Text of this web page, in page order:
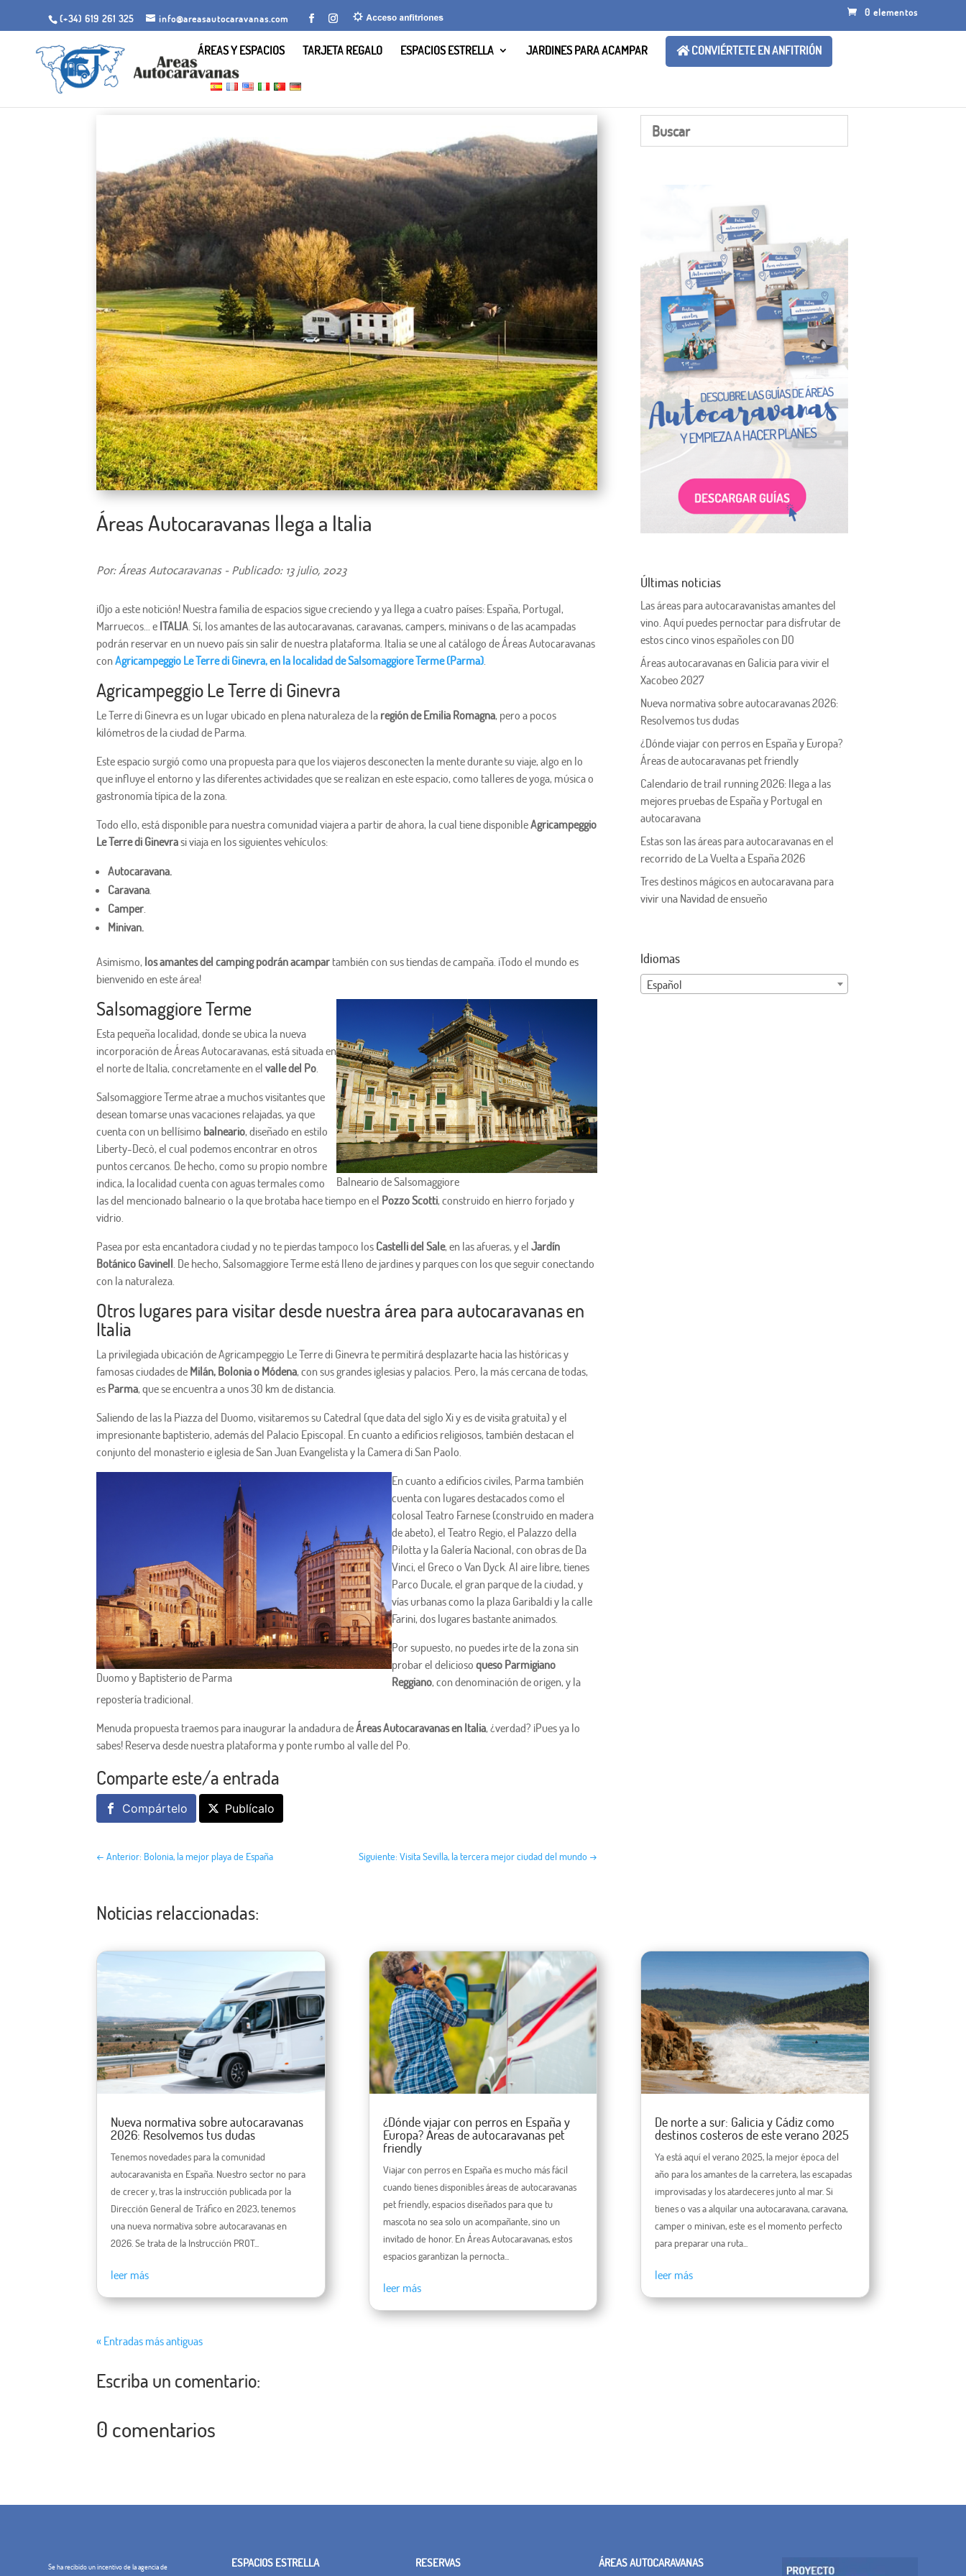
(+34) 619 261 325 info@areasautocaravanas.com
0 elementos
ÁREAS Y ESPACIOS TARJETA REGALO ESPACIOS ESTRELLA JARDINES PARA ACAMPAR CONVIÉRTETE EN ANFITRIÓN
Áreas Autocaravanas llega a Italia
Por: Áreas Autocaravanas - Publicado: 13 julio, 2023
¡Ojo a este notición! Nuestra familia de espacios sigue creciendo y ya llega a cuatro países: España, Portugal,
Marruecos… e ITALIA. Sí, los amantes de las autocaravanas, caravanas, campers, minivans o de las acampadas
podrán reservar en un nuevo país sin salir de nuestra plataforma. Italia se une al catálogo de Áreas Autocaravanas
conAgricampeggio Le Terre di Ginevra, en la localidad de Salsomaggiore Terme (Parma).
Agricampeggio Le Terre di Ginevra
Le Terre di Ginevra es un lugar ubicado en plena naturaleza de la región de Emilia Romagna, pero a pocos
kilómetros de la ciudad de Parma.
Este espacio surgió como una propuesta para que los viajeros desconecten la mente durante su viaje, algo en lo
que influye el entorno y las diferentes actividades que se realizan en este espacio, como talleres de yoga, música o
gastronomía típica de la zona.
Todo ello, está disponible para nuestra comunidad viajera a partir de ahora, la cual tiene disponibleAgricampeggio
Le Terre di Ginevrasi viaja en los siguientes vehículos:
Autocaravana.
Caravana.
Camper.
Minivan.
Asimismo, los amantes del camping podrán acampar también con sus tiendas de campaña. ¡Todo el mundo es
bienvenido en este área!
Balneario de Salsomaggiore
Salsomaggiore Terme
Esta pequeña localidad, donde se ubica la nueva
incorporación de Áreas Autocaravanas, está situada en
el norte de Italia, concretamente en el valle del Po.
Salsomaggiore Terme atrae a muchos visitantes que
desean tomarse unas vacaciones relajadas, ya que
cuenta con un bellísimo balneario, diseñado en estilo
Liberty-Decò, el cual podemos encontrar en otros
puntos cercanos. De hecho, como su propio nombre
indica, la localidad cuenta con aguas termales como
las del mencionado balneario o la que brotaba hace tiempo en el Pozzo Scotti, construido en hierro forjado y
vidrio.
Pasea por esta encantadora ciudad y no te pierdas tampoco los Castelli del Sale, en las afueras, y elJardín
Botánico Gavinell. De hecho, Salsomaggiore Terme está lleno de jardines y parques con los que seguir conectando
con la naturaleza.
Otros lugares para visitar desde nuestra área para autocaravanas en
Italia
La privilegiada ubicación de Agricampeggio Le Terre di Ginevra te permitirá desplazarte hacia las históricas y
famosas ciudades de Milán, Bolonia o Módena, con sus grandes iglesias y palacios. Pero, la más cercana de todas,
es Parma, que se encuentra a unos 30 km de distancia.
Saliendo de las la Piazza del Duomo, visitaremos su Catedral (que data del siglo Xi y es de visita gratuita) y el
impresionante baptisterio, además del Palacio Episcopal. En cuanto a edificios religiosos, también destacan el
conjunto del monasterio e iglesia de San Juan Evangelista y la Camera di San Paolo.
Duomo y Baptisterio de Parma
En cuanto a edificios civiles, Parma también
cuenta con lugares destacados como el
colosal Teatro Farnese (construido en madera
de abeto), el Teatro Regio, el Palazzo della
Pilotta y la Galería Nacional, con obras de Da
Vinci, el Greco o Van Dyck. Al aire libre, tienes
Parco Ducale, el gran parque de la ciudad, y
vías urbanas como la plaza Garibaldi y la calle
Farini, dos lugares bastante animados.
Por supuesto, no puedes irte de la zona sin
probar el deliciosoqueso Parmigiano
Reggiano, con denominación de origen, y la
repostería tradicional.
Menuda propuesta traemos para inaugurar la andadura deÁreas Autocaravanas en Italia, ¿verdad? ¡Pues ya lo
sabes! Reserva desde nuestra plataforma y ponte rumbo al valle del Po.
Comparte este/a entrada
Compártelo Publícalo
←Anterior: Bolonia, la mejor playa de España Siguiente: Visita Sevilla, la tercera mejor ciudad del mundo →
Últimas noticias
Las áreas para autocaravanistas amantes del
vino. Aquí puedes pernoctar para disfrutar de
estos cinco vinos españoles con DO
Áreas autocaravanas en Galicia para vivir el
Xacobeo 2027
Nueva normativa sobre autocaravanas 2026:
Resolvemos tus dudas
¿Dónde viajar con perros en España y Europa?
Áreas de autocaravanas pet friendly
Calendario de trail running 2026: llega a las
mejores pruebas de España y Portugal en
autocaravana
Estas son las áreas para autocaravanas en el
recorrido de La Vuelta a España 2026
Tres destinos mágicos en autocaravana para
vivir una Navidad de ensueño
Idiomas
Español
Noticias relaccionadas:
Nueva normativa sobre autocaravanas
2026: Resolvemos tus dudas
Tenemos novedades para la comunidad
autocaravanista en España. Nuestro sector no para
de crecer y, tras la instrucción publicada por la
Dirección General de Tráfico en 2023, tenemos
una nueva normativa sobre autocaravanas en
2026. Se trata de la Instrucción PROT...
leer más
¿Dónde viajar con perros en España y
Europa? Áreas de autocaravanas pet
friendly
Viajar con perros en España es mucho más fácil
cuando tienes disponibles áreas de autocaravanas
pet friendly, espacios diseñados para que tu
mascota no sea solo un acompañante, sino un
invitado de honor. En Áreas Autocaravanas, estos
espacios garantizan la pernocta...
leer más
De norte a sur: Galicia y Cádiz como
destinos costeros de este verano 2025
Ya está aquí el verano 2025, la mejor época del
año para los amantes de la carretera, las escapadas
improvisadas y los atardeceres junto al mar. Si
tienes o vas a alquilar una autocaravana, caravana,
camper o minivan, este es el momento perfecto
para preparar una ruta...
leer más
« Entradas más antiguas
Escriba un comentario:
0 comentarios
Se ha recibido un incentivo de la agencia de ESPACIOS ESTRELLA RESERVAS ÁREAS AUTOCARAVANAS